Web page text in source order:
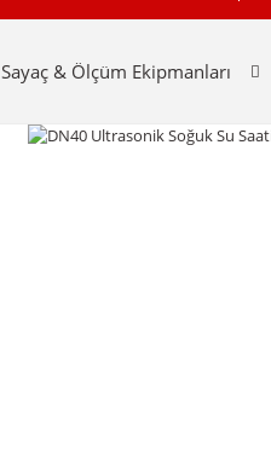
Sayaç & Ölçüm Ekipmanları